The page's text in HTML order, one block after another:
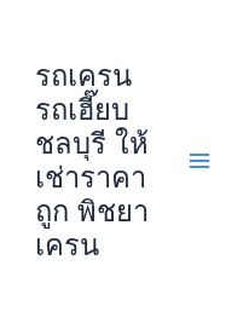
รถเครน
รถเฮี๊ยบ
ชลบุรี ให้
เช่าราคา
ถูก พิชยา
เครน